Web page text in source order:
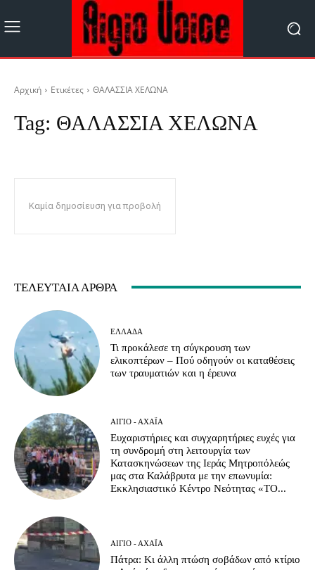
Αρχική Ετικέτες ΘΑΛΑΣΣΙΑ ΧΕΛΩΝΑ
Tag: ΘΑΛΑΣΣΙΑ ΧΕΛΩΝΑ
Καμία δημοσίευση για προβολή
ΤΕΛΕΥΤΑΊΑ ΆΡΘΡΑ
ΕΛΛΆΔΑ
Τι προκάλεσε τη σύγκρουση των
ελικοπτέρων – Πού οδηγούν οι καταθέσεις
των τραυματιών και η έρευνα
ΑΊΓΙΟ - ΑΧΑΪ́Α
Ευχαριστήριες και συγχαρητήριες ευχές για
τη συνδρομή στη λειτουργία των
Κατασκηνώσεων της Ιεράς Μητροπόλεώς
μας στα Καλάβρυτα με την επωνυμία:
Εκκλησιαστικό Κέντρο Νεότητας «ΤΟ...
ΑΊΓΙΟ - ΑΧΑΪ́Α
Πάτρα: Κι άλλη πτώση σοβάδων από κτίριο